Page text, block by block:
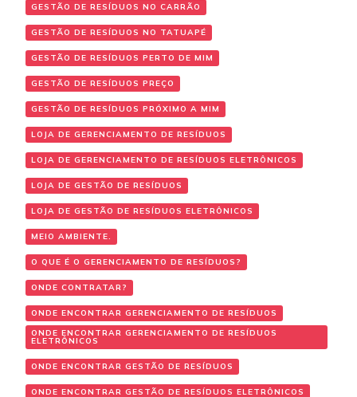
GESTÃO DE RESÍDUOS NO CARRÃO
GESTÃO DE RESÍDUOS NO TATUAPÉ
GESTÃO DE RESÍDUOS PERTO DE MIM
GESTÃO DE RESÍDUOS PREÇO
GESTÃO DE RESÍDUOS PRÓXIMO A MIM
LOJA DE GERENCIAMENTO DE RESÍDUOS
LOJA DE GERENCIAMENTO DE RESÍDUOS ELETRÔNICOS
LOJA DE GESTÃO DE RESÍDUOS
LOJA DE GESTÃO DE RESÍDUOS ELETRÔNICOS
MEIO AMBIENTE.
O QUE É O GERENCIAMENTO DE RESÍDUOS?
ONDE CONTRATAR?
ONDE ENCONTRAR GERENCIAMENTO DE RESÍDUOS
ONDE ENCONTRAR GERENCIAMENTO DE RESÍDUOS
ELETRÔNICOS
ONDE ENCONTRAR GESTÃO DE RESÍDUOS
ONDE ENCONTRAR GESTÃO DE RESÍDUOS ELETRÔNICOS